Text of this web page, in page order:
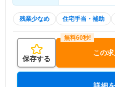
残業少なめ 住宅手当・補助
保存する
この